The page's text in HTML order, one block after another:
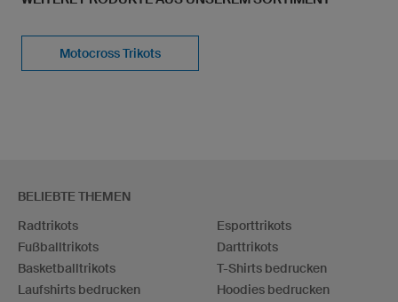
Motocross Trikots
BELIEBTE THEMEN
Radtrikots
Fußballtrikots
Basketballtrikots
Laufshirts bedrucken
Esporttrikots
Darttrikots
T-Shirts bedrucken
Hoodies bedrucken